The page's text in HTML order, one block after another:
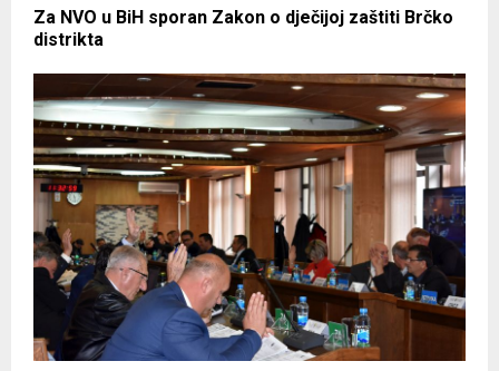
Za NVO u BiH sporan Zakon o dječijoj zaštiti Brčko
distrikta